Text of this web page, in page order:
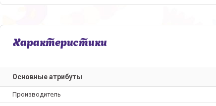
Характеристики
Основные атрибуты
Производитель